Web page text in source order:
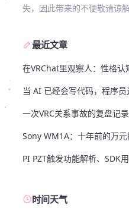
失，因此带来的不便敬请谅
最近文章
在VRChat里观察人：性格
当 AI 已经会写代码，程序员
一次VRC关系事故的复盘记
Sony WM1A：十年前的万
PI PZT触发功能解析、SDK
时间天气